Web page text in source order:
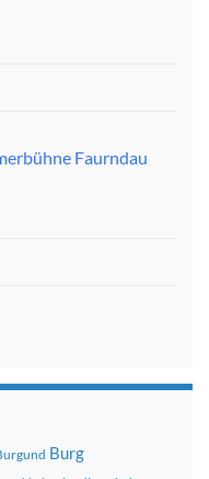
Faurndau
Burg